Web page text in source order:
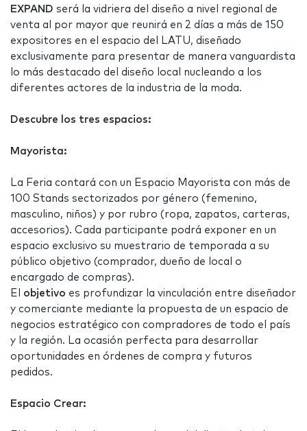
EXPAND será la vidriera del diseño a nivel regional de
venta al por mayor que reunirá en 2 días a más de 150
expositores en el espacio del LATU, diseñado
exclusivamente para presentar de manera vanguardista
lo más destacado del diseño local nucleando a los
diferentes actores de la industria de la moda.
Descubre los tres espacios:
Mayorista:
La Feria contará con un Espacio Mayorista con más de
100 Stands sectorizados por género (femenino,
masculino, niños) y por rubro (ropa, zapatos, carteras,
accesorios). Cada participante podrá exponer en un
espacio exclusivo su muestrario de temporada a su
público objetivo (comprador, dueño de local o
encargado de compras).
El objetivo es profundizar la vinculación entre diseñador
y comerciante mediante la propuesta de un espacio de
negocios estratégico con compradores de todo el país
y la región. La ocasión perfecta para desarrollar
oportunidades en órdenes de compra y futuros
pedidos.
Espacio Crear: